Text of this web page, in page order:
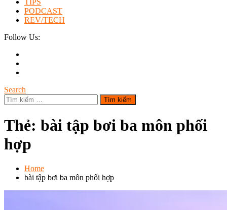
TIPS
PODCAST
REV/TECH
Follow Us:
Search
Tìm
kiếm
Thẻ: bài tập bơi ba môn phối
hợp
Home
bài tập bơi ba môn phối hợp